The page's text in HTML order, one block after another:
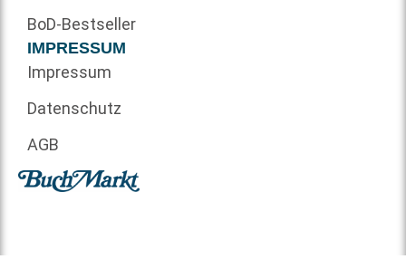
BoD-Bestseller
IMPRESSUM
Impressum
Datenschutz
AGB